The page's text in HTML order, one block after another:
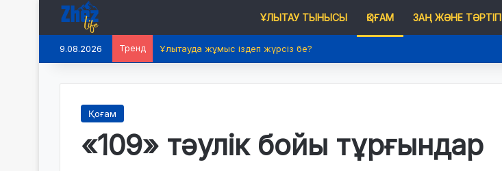
ҰЛЫТАУ ТЫНЫСЫ ҚОҒАМ ЗАҢ ЖӘНЕ ТӘРТІП
9.08.2026 Тренд Ұлытауда жұмыс іздеп жүрсіз бе?
Қоғам
«109» тәулік бойы тұрғындар